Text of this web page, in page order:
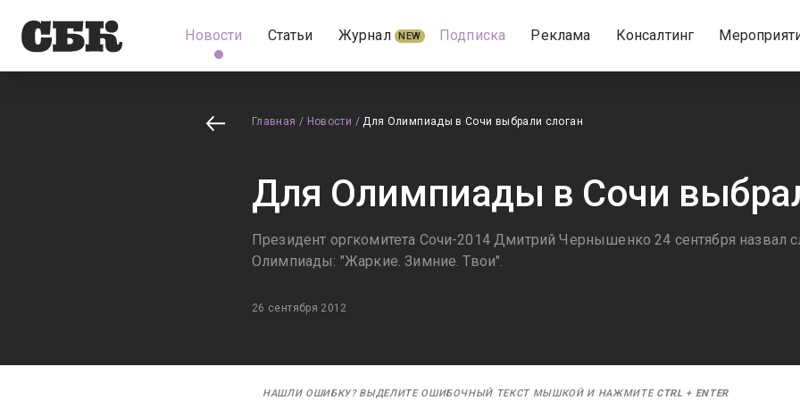
Новости Статьи Журнал NEW Подписка Реклама Консалтинг
Главная / Новости / Для Олимпиады в Сочи выбрали слоган
Для Олимпиады в Сочи
Президент оргкомитета Сочи-2014 Дмитрий Чернышенко 24 сентября назвал
Олимпиады: "Жаркие. Зимние. Твои".
26 сентября 2012
НАШЛИ ОШИБКУ? ВЫДЕЛИТЕ ОШИБОЧНЫЙ ТЕКСТ МЫШКОЙ И НАЖМИТЕ CTRL + ENTER